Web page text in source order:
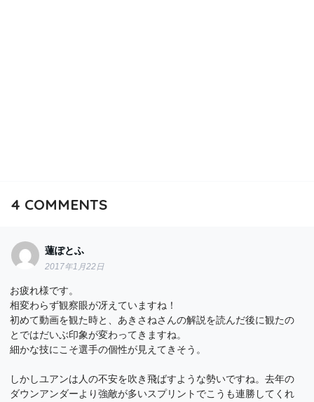
4 COMMENTS
蓮ぽとふ
2017年1月22日
お疲れ様です。
相変わらず観察眼が冴えていますね！
初めて動画を観た時と、あきさねさんの解説を読んだ後に観たの
とではだいぶ印象が変わってきますね。
細かな技にこそ選手の個性が見えてきそう。
しかしユアンは人の不安を吹き飛ばすような勢いですね。去年の
ダウンアンダーより強敵が多いスプリントでこうも連勝してくれ